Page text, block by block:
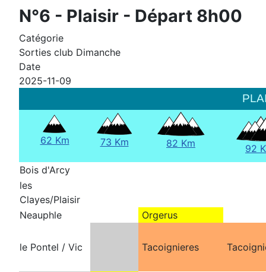
N°6 - Plaisir - Départ 8h00
Catégorie
Sorties club Dimanche
Date
2025-11-09
62 Km 73 Km 82 Km
92
Bois d'Arcy
les
Clayes/Plaisir
Neauphle
Orgerus
le Pontel / Vic Tacoignieres